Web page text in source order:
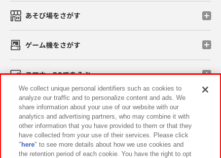
あそび場をさがす
ゲーム機をさがす
スマホ・PCであそぶ
イベント・キャンペーン
関連会社 サステナビリティ サイトポリシー
We collect unique personal identifiers such as cookies to
analyze our traffic and to personalize content and ads. We
share information about your use of our website with our
analytics and advertising partners, who may combine it with
other information that you have provided to them or that they
have collected from your use of their services. Please click
" here" to see more details about how we use cookies and
the retention period of each cookie. You have the right to opt